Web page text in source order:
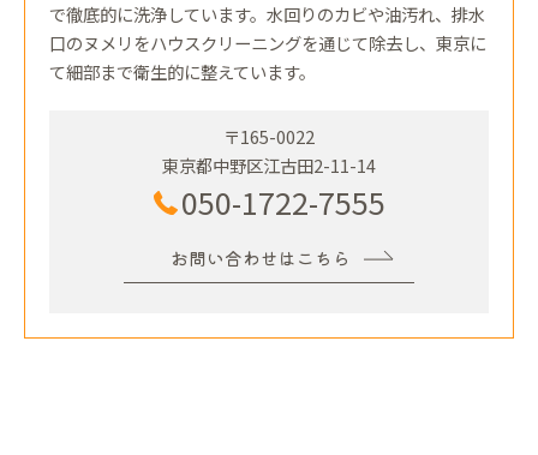
で徹底的に洗浄しています。水回りのカビや油汚れ、排水
口のヌメリをハウスクリーニングを通じて除去し、東京に
て細部まで衛生的に整えています。
〒165-0022
東京都中野区江古田2-11-14
050-1722-7555
お問い合わせはこちら